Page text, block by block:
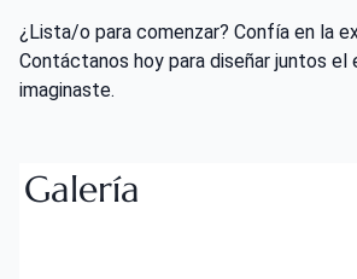
¿Lista/o para comenzar? Confía en la
Contáctanos hoy para diseñar juntos el
imaginaste.
Galería